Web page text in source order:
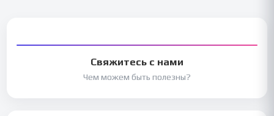
Свяжитесь с нами
Чем можем быть полезны?